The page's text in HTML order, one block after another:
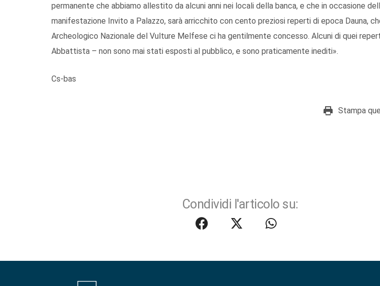
permanente che abbiamo allestito da alcuni anni nei locali della banca, e che in occasione
manifestazione Invito a Palazzo, sarà arricchito con cento preziosi reperti di epoca Dauna,
Archeologico Nazionale del Vulture Melfese ci ha gentilmente concesso. Alcuni di quei
Abbattista – non sono mai stati esposti al pubblico, e sono praticamente inediti».
Cs-bas
Stampa
Condividi l'articolo su: